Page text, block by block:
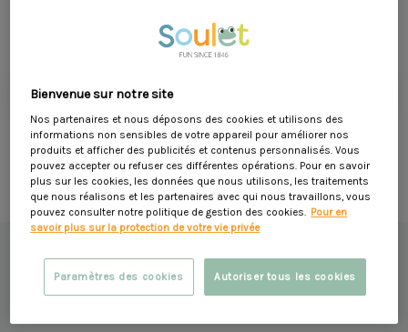
Ajouter au panier
Livraison à domicile sous 8 jours ouvrés
Moyens de paiement sécurisés (CB, Apple Pay...)
Description
Montage & Entretien
Bienvenue sur notre site
Nos partenaires et nous déposons des cookies et utilisons des
informations non sensibles de votre appareil pour améliorer nos
produits et afficher des publicités et contenus personnalisés. Vous
pouvez accepter ou refuser ces différentes opérations. Pour en savoir
plus sur les cookies, les données que nous utilisons, les traitements
que nous réalisons et les partenaires avec qui nous travaillons, vous
pouvez consulter notre politique de gestion des cookies.
Pour en
savoir plus sur la protection de votre vie privée
Autoriser tous les cookies
Paramètres des cookies